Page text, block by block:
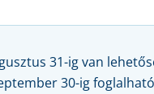
31-ig van
30-ig